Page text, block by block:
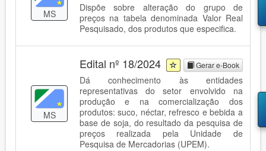
MS
Dispõe sobre alteração do grupo de
preços na tabela denominada Valor Real
Pesquisado, dos produtos que especifica.
MS
Edital nº 18/2024 Gerar e-Book
Dá conhecimento às entidades
representativas do setor envolvido na
produção e na comercialização dos
produtos: suco, néctar, refresco e bebida a
base de soja, do resultado da pesquisa de
preços realizada pela Unidade de
Pesquisa de Mercadorias (UPEM).